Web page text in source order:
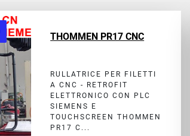
THOMMEN PR17 CNC
RULLATRICE PER FILETTI
A CNC - RETROFIT
ELETTRONICO CON PLC
SIEMENS E
TOUCHSCREEN THOMMEN
PR17 C...